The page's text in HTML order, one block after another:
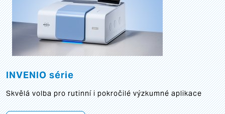
INVENIO série
Skvělá volba pro rutinní i pokročilé výzkumné aplikace